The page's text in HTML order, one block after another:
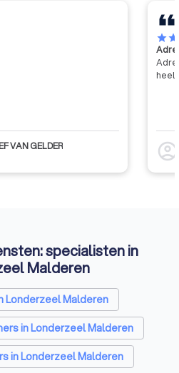
ICF
van
VAN GELDER
starstar
heel
account_circle
specialisten in
Malderen
Londerzeel Malderen
in Londerzeel Malderen
in Londerzeel Malderen